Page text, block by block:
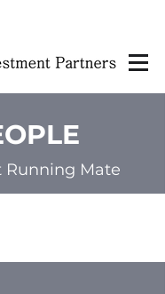
Running Mate